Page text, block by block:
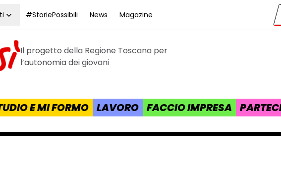
#StoriePossibili News Magazine
Regione Toscana
Il progetto della Regione Toscana per
l’autonomia dei giovani
E MI FORMO LAVORO FACCIO IMPRESA